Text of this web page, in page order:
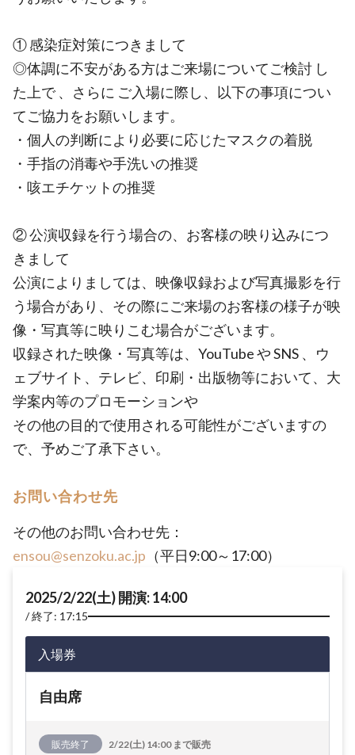
① 感染症対策につきまして
◎体調に不安がある方はご来場についてご検討 し
た上で 、さらに ご入場に際し、以下の事項につい
てご協力をお願いします。
・個人の判断により必要に応じたマスクの着脱
・手指の消毒や手洗いの推奨
・咳エチケットの推奨
② 公演収録を行う場合の、お客様の映り込みにつ
きまして
公演によりましては、映像収録および写真撮影を行
う場合があり、その際にご来場のお客様の様子が映
像・写真等に映りこむ場合がございます。
収録された映像・写真等は、YouTube や SNS 、ウ
ェブサイト、テレビ、印刷・出版物等において、大
学案内等のプロモーションや
その他の目的で使用される可能性がございますの
で、予めご了承下さい。
お問い合わせ先
その他のお問い合わせ先：
ensou@senzoku.ac.jp （平日9:00～17:00）
2025/2/22(土) 開演: 14:00
終了: 17:15
入場券
自由席
販売終了 2/22(土) 14:00 まで販売